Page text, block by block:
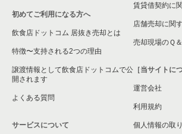
初めてご利用になる方へ
飲食店ドットコム 居抜き売却とは
特徴〜支持される2つの理由
譲渡情報として飲食店ドットコムで公
開されます
よくある質問
サービスについて
賃貸借契約に
店舗売却に関
売却現場のＱ
［当サイトに
運営会社
利用規約
個人情報の取